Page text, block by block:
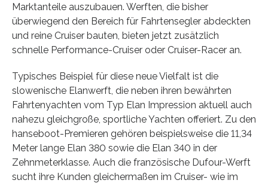
Marktanteile auszubauen. Werften, die bisher
überwiegend den Bereich für Fahrtensegler abdeckten
und reine Cruiser bauten, bieten jetzt zusätzlich
schnelle Performance-Cruiser oder Cruiser-Racer an.
Typisches Beispiel für diese neue Vielfalt ist die
slowenische Elanwerft, die neben ihren bewährten
Fahrtenyachten vom Typ Elan Impression aktuell auch
nahezu gleichgroße, sportliche Yachten offeriert. Zu den
hanseboot-Premieren gehören beispielsweise die 11,34
Meter lange Elan 380 sowie die Elan 340 in der
Zehnmeterklasse. Auch die französische Dufour-Werft
sucht ihre Kunden gleichermaßen im Cruiser- wie im